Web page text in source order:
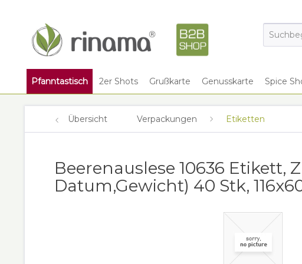
Pfanntastisch 2er Shots Grußkarte Genusskarte Spice
Übersicht Verpackungen Etiketten
Beerenauslese 10636 Etikett,
Datum,Gewicht) 40 Stk,